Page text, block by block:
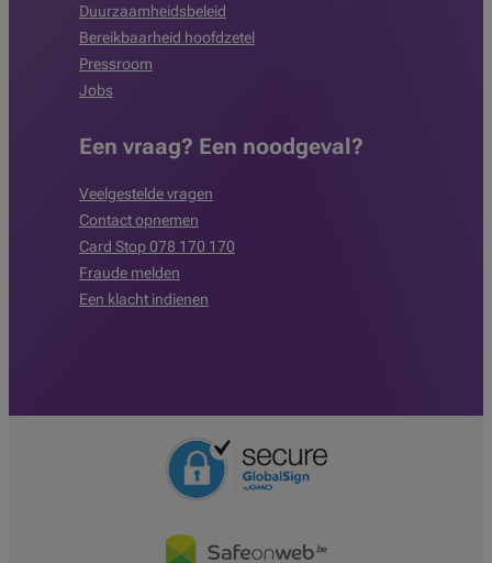
Duurzaamheidsbeleid
Bereikbaarheid hoofdzetel
Pressroom
Jobs
Een vraag? Een noodgeval?
Veelgestelde vragen
Contact opnemen
Card Stop 078 170 170
Fraude melden
Een klacht indienen